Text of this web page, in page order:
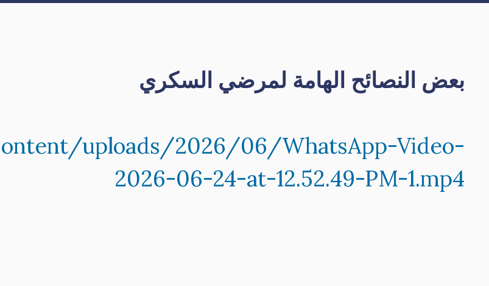
بعض النصائح الهامة لمرضي السكري
uploads/2026/06/WhatsApp-Video-
2026-06-24-at-12.52.49-PM-1.mp4